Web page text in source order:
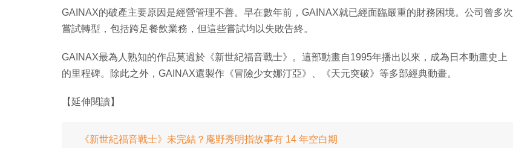
GAINAX的破產主要原因是經營管理不善。早在數年前，GAINAX就已經面臨嚴重的財務困境。公司曾多次
嘗試轉型，包括跨足餐飲業務，但這些嘗試均以失敗告終。
GAINAX最為人熟知的作品莫過於《新世紀福音戰士》。這部動畫自1995年播出以來，成為日本動畫史上
的里程碑。除此之外，GAINAX還製作《冒險少女娜汀亞》、《天元突破》等多部經典動畫。
【延伸閱讀】
《新世紀福音戰士》未完結？庵野秀明指故事有 14 年空白期